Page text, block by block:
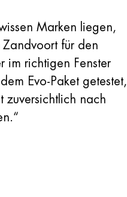
Marken liegen,
für den
im richtigen Fenster
Evo-Paket getestet,
zuversichtlich nach